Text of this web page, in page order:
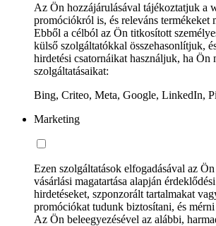
Az Ön hozzájárulásával tájékoztatjuk a
promóciókról is, és releváns termékeket
Ebből a célból az Ön titkosított
külső szolgáltatókkal összehasonlítjuk,
hirdetési csatornáikat használjuk, ha Ön
szolgáltatásaikat:
Bing, Criteo, Meta, Google, LinkedIn,
Marketing
Ezen szolgáltatások elfogadásával az
vásárlási magatartása alapján
hirdetéseket, szponzorált tartalmakat
promóciókat tudunk biztosítani, és
Az Ön beleegyezésével az alábbi,